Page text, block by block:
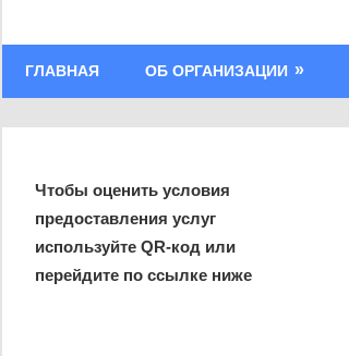
ГЛАВНАЯ ОБ ОРГАНИЗАЦИИ
Чтобы оценить условия
предоставления услуг
используйте QR-код или
перейдите по ссылке ниже